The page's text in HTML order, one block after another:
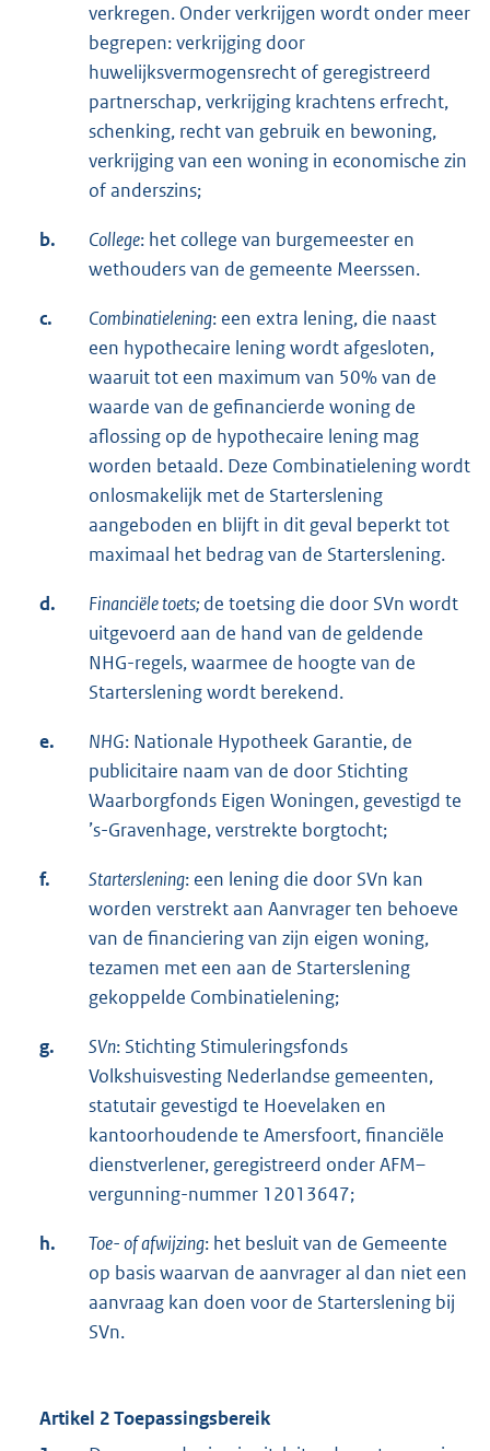
verkregen. Onder verkrijgen wordt onder meer
begrepen: verkrijging door
huwelijksvermogensrecht of geregistreerd
partnerschap, verkrijging krachtens erfrecht,
schenking, recht van gebruik en bewoning,
verkrijging van een woning in economische zin
of anderszins;
b. College: het college van burgemeester en
wethouders van de gemeente Meerssen.
c. Combinatielening: een extra lening, die naast
een hypothecaire lening wordt afgesloten,
waaruit tot een maximum van 50% van de
waarde van de gefinancierde woning de
aflossing op de hypothecaire lening mag
worden betaald. Deze Combinatielening wordt
onlosmakelijk met de Starterslening
aangeboden en blijft in dit geval beperkt tot
maximaal het bedrag van de Starterslening.
d. Financiële toets; de toetsing die door SVn wordt
uitgevoerd aan de hand van de geldende
NHG-regels, waarmee de hoogte van de
Starterslening wordt berekend.
e. NHG: Nationale Hypotheek Garantie, de
publicitaire naam van de door Stichting
Waarborgfonds Eigen Woningen, gevestigd te
’s-Gravenhage, verstrekte borgtocht;
f. Starterslening: een lening die door SVn kan
worden verstrekt aan Aanvrager ten behoeve
van de financiering van zijn eigen woning,
tezamen met een aan de Starterslening
gekoppelde Combinatielening;
g. SVn: Stichting Stimuleringsfonds
Volkshuisvesting Nederlandse gemeenten,
statutair gevestigd te Hoevelaken en
kantoorhoudende te Amersfoort, financiële
dienstverlener, geregistreerd onder AFM–
vergunning-nummer 12013647;
h. Toe- of afwijzing: het besluit van de Gemeente
op basis waarvan de aanvrager al dan niet een
aanvraag kan doen voor de Starterslening bij
SVn.
Artikel 2 Toepassingsbereik